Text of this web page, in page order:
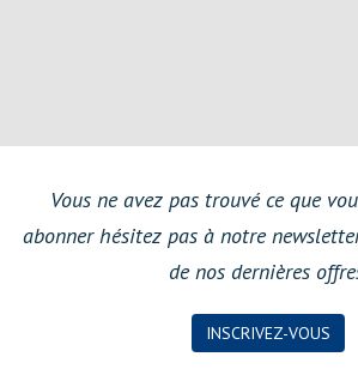
Vous ne avez pas trouvé ce que
abonner hésitez pas à notre
de nos dernières
INSCRIVEZ-VOUS